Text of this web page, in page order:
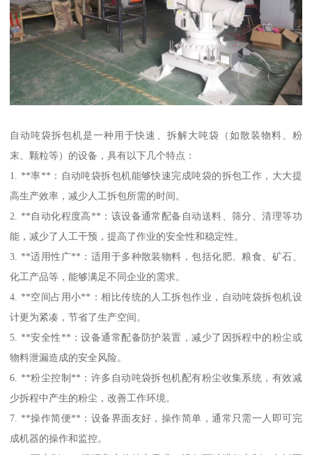
自动吨袋拆包机是一种用于快速、拆解大吨袋（如散装物料、粉
末、颗粒等）的设备，具有以下几个特点：
1. **率**：自动吨袋拆包机能够快速完成吨袋的拆包工作，大大提
高生产效率，减少人工拆包所需的时间。
2. **自动化程度高**：该设备通常配备自动送料、筛分、清理等功
能，减少了人工干预，提高了作业的安全性和稳定性。
3. **适用性广**：适用于多种散装物料，包括化肥、粮食、矿石、
化工产品等，能够满足不同企业的需求。
4. **空间占用小**：相比传统的人工拆包作业，自动吨袋拆包机设
计更为紧凑，节省了生产空间。
5. **安全性**：设备通常配备防护装置，减少了因拆程中的粉尘或
物料泄漏造成的安全风险。
6. **粉尘控制**：许多自动吨袋拆包机配有粉尘收集系统，有效减
少拆程中产生的粉尘，改善工作环境。
7. **操作简便**：设备界面友好，操作简单，通常只需一人即可完
成机器的操作和监控。